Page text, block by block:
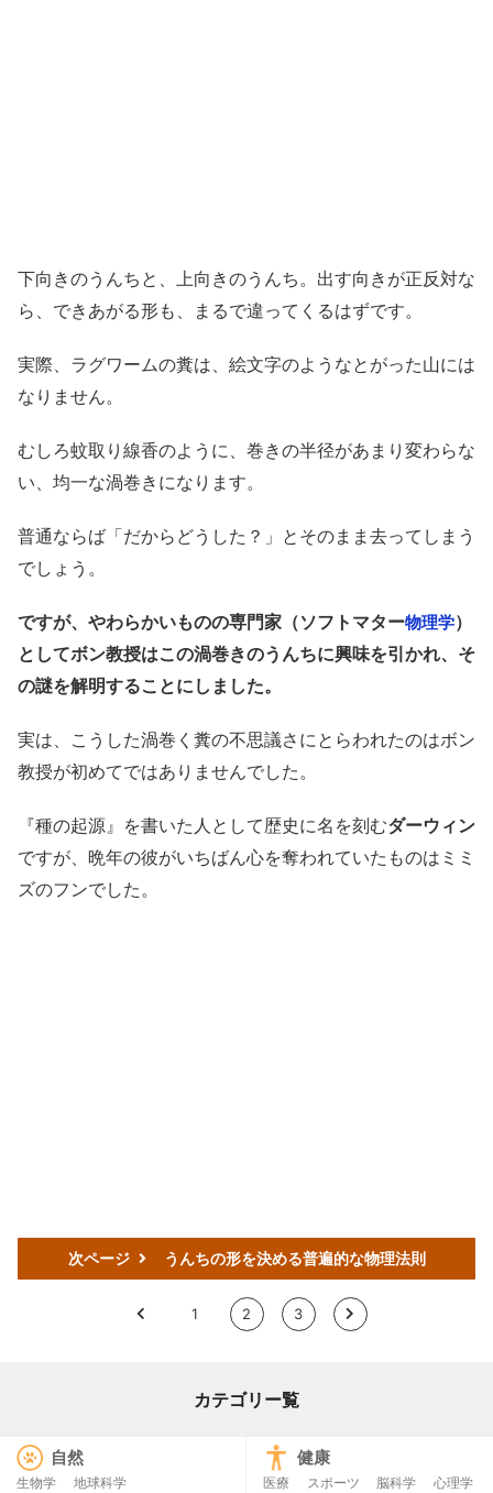
下向きのうんちと、上向きのうんち。出す向きが正反対な
ら、できあがる形も、まるで違ってくるはずです。
実際、ラグワームの糞は、絵文字のようなとがった山には
なりません。
むしろ蚊取り線香のように、巻きの半径があまり変わらな
い、均一な渦巻きになります。
普通ならば「だからどうした？」とそのまま去ってしまう
でしょう。
ですが、やわらかいものの専門家（ソフトマター物理学）
としてボン教授はこの渦巻きのうんちに興味を引かれ、そ
の謎を解明することにしました。
実は、こうした渦巻く糞の不思議さにとらわれたのはボン
教授が初めてではありませんでした。
『種の起源』を書いた人として歴史に名を刻むダーウィン
ですが、晩年の彼がいちばん心を奪われていたものはミミ
ズのフンでした。
次ページ うんちの形を決める普遍的な物理法則
< 1 2 3 >
カテゴリー覧
自然
生物学 地球科学
健康
医療 スポーツ 脳科学 心理学